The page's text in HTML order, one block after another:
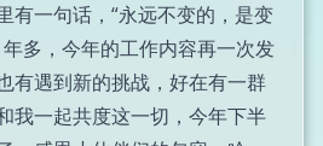
有一句话，“永远不变的，是变
多，今年的工作内容再一次发
有遇到新的挑战，好在有一群
我一起共度这一切，今年下半